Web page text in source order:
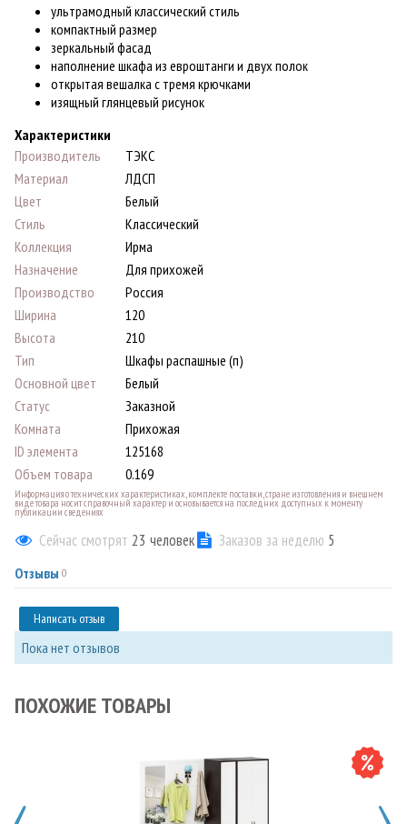
ультрамодный классический стиль
компактный размер
зеркальный фасад
наполнение шкафа из евроштанги и двух полок
открытая вешалка с тремя крючками
изящный глянцевый рисунок
Характеристики
Производитель
ТЭКС
Материал
ЛДСП
Цвет
Белый
Стиль
Классический
Коллекция
Ирма
Назначение
Для прихожей
Производство
Россия
Ширина
120
Высота
210
Тип
Шкафы распашные (п)
Основной цвет
Белый
Статус
Заказной
Комната
Прихожая
ID элемента
125168
Объем товара
0.169
Информация о технических характеристиках, комплекте поставки, стране изготовления и внешнем
виде товара носит справочный характер и основывается на последних доступных к моменту
публикации сведениях
Сейчас смотрят 23 человек Заказов за неделю 5
Отзывы 0
Написать отзыв
Пока нет отзывов
ПОХОЖИЕ ТОВАРЫ